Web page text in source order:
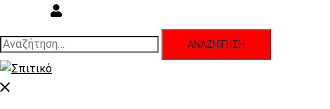
Αναζήτηση
για:
Close